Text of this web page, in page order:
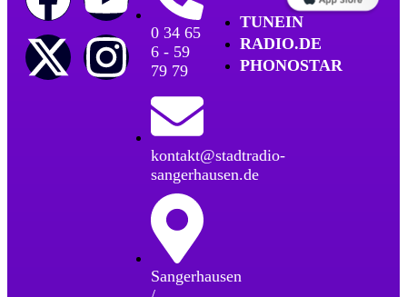
0 34 65
6 - 59
79 79
kontakt@stadtradio-
sangerhausen.de
Sangerhausen
TUNEIN
RADIO.DE
PHONOSTAR